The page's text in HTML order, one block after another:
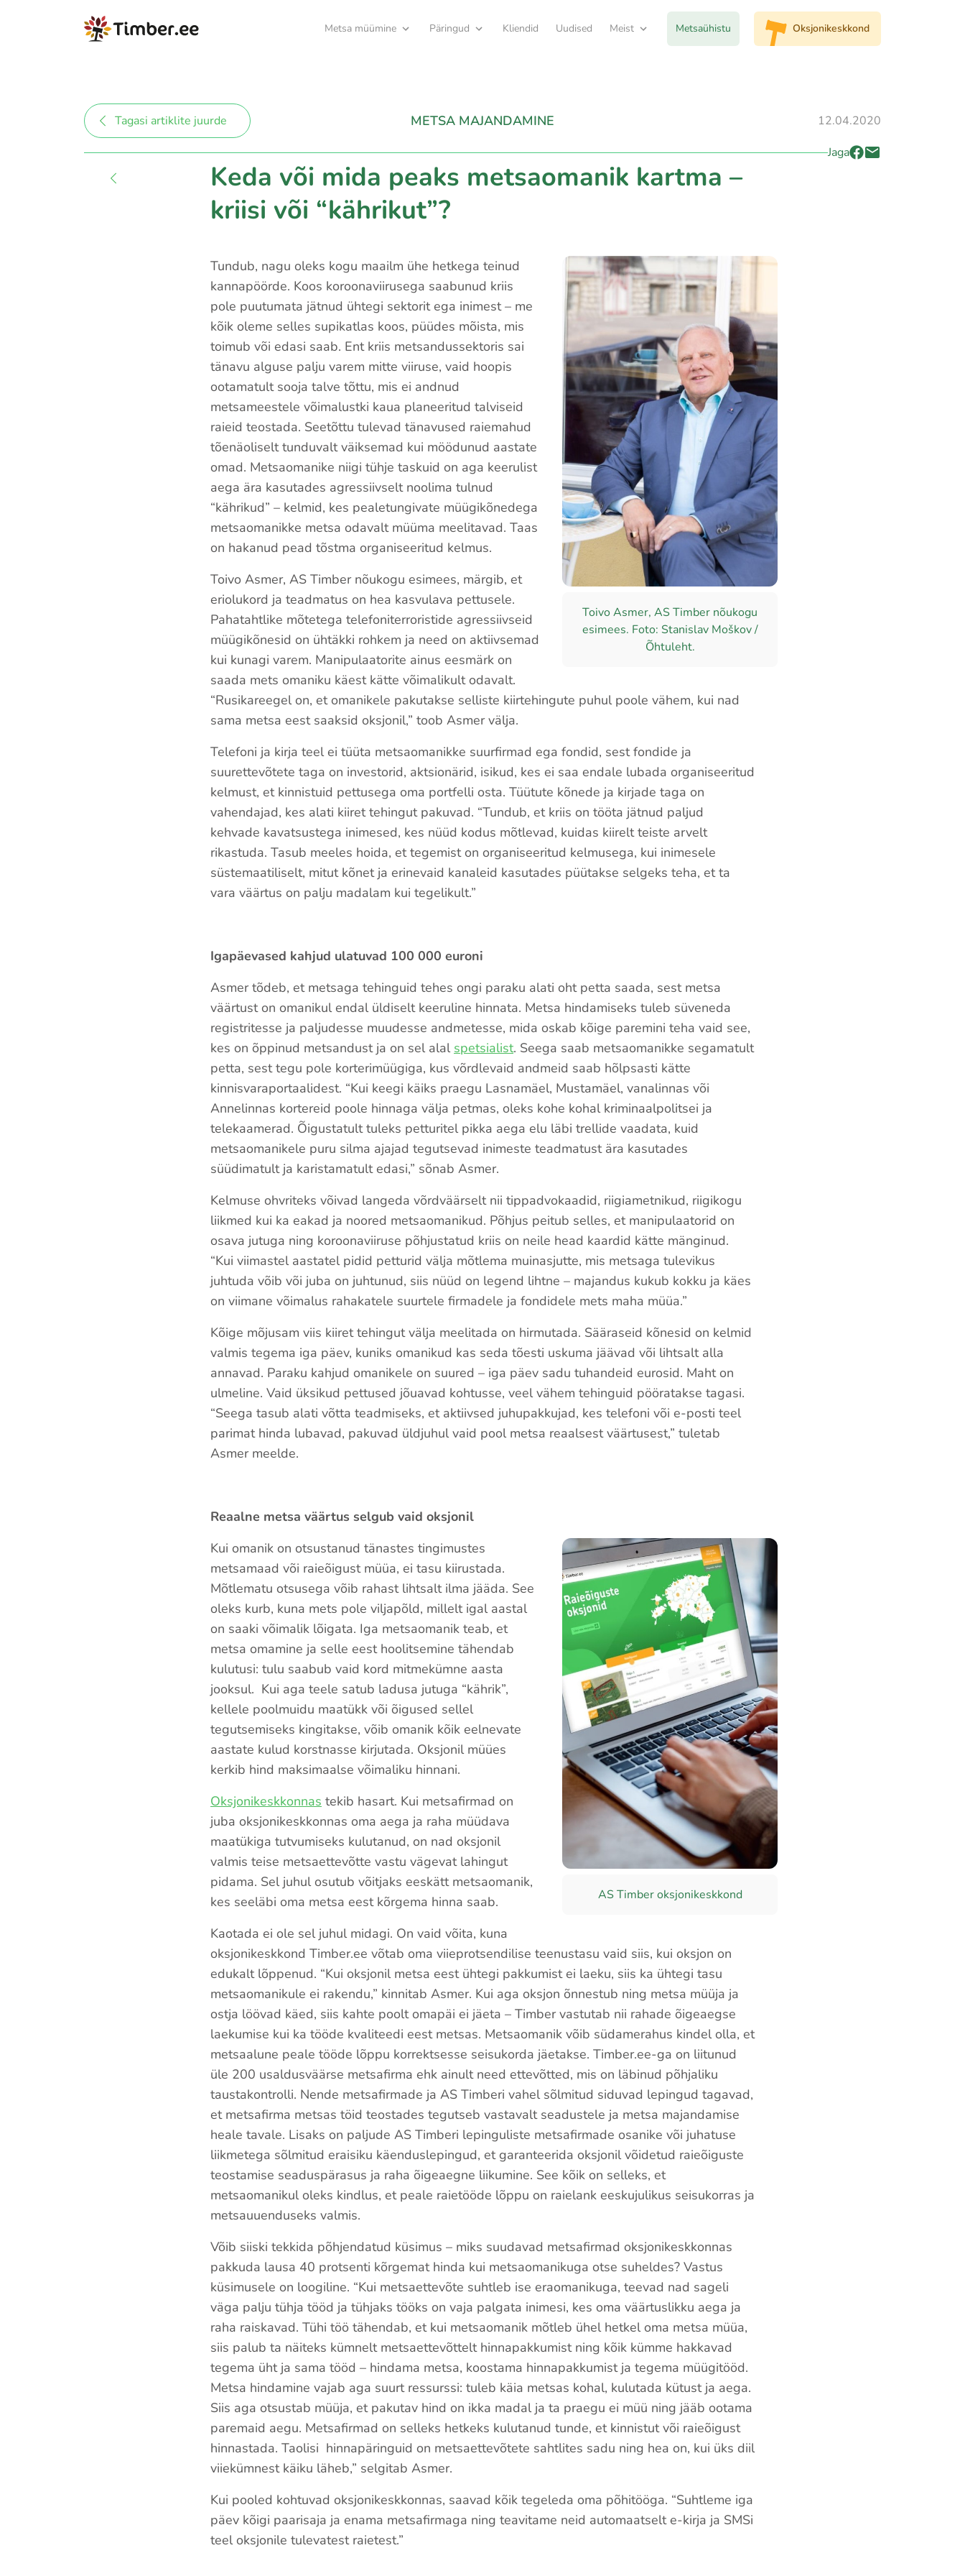
Metsa müümine Päringud Kliendid Uudised Meist Metsaühistu Oksjonikeskkond
Tagasi artiklite juurde METSA MAJANDAMINE
12.04.2020
Jaga
Keda või mida peaks metsaomanik kartma –
kriisi või “kährikut”?
Toivo Asmer, AS Timber nõukogu
esimees. Foto: Stanislav Moškov /
Õhtuleht.
Tundub, nagu oleks kogu maailm ühe hetkega teinud
kannapöörde. Koos koroonaviirusega saabunud kriis
pole puutumata jätnud ühtegi sektorit ega inimest – me
kõik oleme selles supikatlas koos, püüdes mõista, mis
toimub või edasi saab. Ent kriis metsandussektoris sai
tänavu alguse palju varem mitte viiruse, vaid hoopis
ootamatult sooja talve tõttu, mis ei andnud
metsameestele võimalustki kaua planeeritud talviseid
raieid teostada. Seetõttu tulevad tänavused raiemahud
tõenäoliselt tunduvalt väiksemad kui möödunud aastate
omad. Metsaomanike niigi tühje taskuid on aga keerulist
aega ära kasutades agressiivselt noolima tulnud
“kährikud” – kelmid, kes pealetungivate müügikõnedega
metsaomanikke metsa odavalt müüma meelitavad. Taas
on hakanud pead tõstma organiseeritud kelmus.
Toivo Asmer, AS Timber nõukogu esimees, märgib, et
eriolukord ja teadmatus on hea kasvulava pettusele.
Pahatahtlike mõtetega telefoniterroristide agressiivseid
müügikõnesid on ühtäkki rohkem ja need on aktiivsemad
kui kunagi varem. Manipulaatorite ainus eesmärk on
saada mets omaniku käest kätte võimalikult odavalt.
“Rusikareegel on, et omanikele pakutakse selliste kiirtehingute puhul poole vähem, kui nad
sama metsa eest saaksid oksjonil,” toob Asmer välja.
Telefoni ja kirja teel ei tüüta metsaomanikke suurfirmad ega fondid, sest fondide ja
suurettevõtete taga on investorid, aktsionärid, isikud, kes ei saa endale lubada organiseeritud
kelmust, et kinnistuid pettusega oma portfelli osta. Tüütute kõnede ja kirjade taga on
vahendajad, kes alati kiiret tehingut pakuvad. “Tundub, et kriis on tööta jätnud paljud
kehvade kavatsustega inimesed, kes nüüd kodus mõtlevad, kuidas kiirelt teiste arvelt
rikastuda. Tasub meeles hoida, et tegemist on organiseeritud kelmusega, kui inimesele
süstemaatiliselt, mitut kõnet ja erinevaid kanaleid kasutades püütakse selgeks teha, et ta
vara väärtus on palju madalam kui tegelikult.”
Igapäevased kahjud ulatuvad 100 000 euroni
Asmer tõdeb, et metsaga tehinguid tehes ongi paraku alati oht petta saada, sest metsa
väärtust on omanikul endal üldiselt keeruline hinnata. Metsa hindamiseks tuleb süveneda
registritesse ja paljudesse muudesse andmetesse, mida oskab kõige paremini teha vaid see,
kes on õppinud metsandust ja on sel alal spetsialist. Seega saab metsaomanikke segamatult
petta, sest tegu pole korterimüügiga, kus võrdlevaid andmeid saab hõlpsasti kätte
kinnisvaraportaalidest. “Kui keegi käiks praegu Lasnamäel, Mustamäel, vanalinnas või
Annelinnas kortereid poole hinnaga välja petmas, oleks kohe kohal kriminaalpolitsei ja
telekaamerad. Õigustatult tuleks petturitel pikka aega elu läbi trellide vaadata, kuid
metsaomanikele puru silma ajajad tegutsevad inimeste teadmatust ära kasutades
süüdimatult ja karistamatult edasi,” sõnab Asmer.
Kelmuse ohvriteks võivad langeda võrdväärselt nii tippadvokaadid, riigiametnikud, riigikogu
liikmed kui ka eakad ja noored metsaomanikud. Põhjus peitub selles, et manipulaatorid on
osava jutuga ning koroonaviiruse põhjustatud kriis on neile head kaardid kätte mänginud.
“Kui viimastel aastatel pidid petturid välja mõtlema muinasjutte, mis metsaga tulevikus
juhtuda võib või juba on juhtunud, siis nüüd on legend lihtne – majandus kukub kokku ja käes
on viimane võimalus rahakatele suurtele firmadele ja fondidele mets maha müüa.”
Kõige mõjusam viis kiiret tehingut välja meelitada on hirmutada. Sääraseid kõnesid on kelmid
valmis tegema iga päev, kuniks omanikud kas seda tõesti uskuma jäävad või lihtsalt alla
annavad. Paraku kahjud omanikele on suured – iga päev sadu tuhandeid eurosid. Maht on
ulmeline. Vaid üksikud pettused jõuavad kohtusse, veel vähem tehinguid pööratakse tagasi.
“Seega tasub alati võtta teadmiseks, et aktiivsed juhupakkujad, kes telefoni või e-posti teel
parimat hinda lubavad, pakuvad üldjuhul vaid pool metsa reaalsest väärtusest,” tuletab
Asmer meelde.
Reaalne metsa väärtus selgub vaid oksjonil
AS Timber oksjonikeskkond
Kui omanik on otsustanud tänastes tingimustes
metsamaad või raieõigust müüa, ei tasu kiirustada.
Mõtlematu otsusega võib rahast lihtsalt ilma jääda. See
oleks kurb, kuna mets pole viljapõld, millelt igal aastal
on saaki võimalik lõigata. Iga metsaomanik teab, et
metsa omamine ja selle eest hoolitsemine tähendab
kulutusi: tulu saabub vaid kord mitmekümne aasta
jooksul. Kui aga teele satub ladusa jutuga “kährik”,
kellele poolmuidu maatükk või õigused sellel
tegutsemiseks kingitakse, võib omanik kõik eelnevate
aastate kulud korstnasse kirjutada. Oksjonil müües
kerkib hind maksimaalse võimaliku hinnani.
Oksjonikeskkonnas tekib hasart. Kui metsafirmad on
juba oksjonikeskkonnas oma aega ja raha müüdava
maatükiga tutvumiseks kulutanud, on nad oksjonil
valmis teise metsaettevõtte vastu vägevat lahingut
pidama. Sel juhul osutub võitjaks eeskätt metsaomanik,
kes seeläbi oma metsa eest kõrgema hinna saab.
Kaotada ei ole sel juhul midagi. On vaid võita, kuna
oksjonikeskkond Timber.ee võtab oma viieprotsendilise teenustasu vaid siis, kui oksjon on
edukalt lõppenud. “Kui oksjonil metsa eest ühtegi pakkumist ei laeku, siis ka ühtegi tasu
metsaomanikule ei rakendu,” kinnitab Asmer. Kui aga oksjon õnnestub ning metsa müüja ja
ostja löövad käed, siis kahte poolt omapäi ei jäeta – Timber vastutab nii rahade õigeaegse
laekumise kui ka tööde kvaliteedi eest metsas. Metsaomanik võib südamerahus kindel olla, et
metsaalune peale tööde lõppu korrektsesse seisukorda jäetakse. Timber.ee-ga on liitunud
üle 200 usaldusväärse metsafirma ehk ainult need ettevõtted, mis on läbinud põhjaliku
taustakontrolli. Nende metsafirmade ja AS Timberi vahel sõlmitud siduvad lepingud tagavad,
et metsafirma metsas töid teostades tegutseb vastavalt seadustele ja metsa majandamise
heale tavale. Lisaks on paljude AS Timberi lepinguliste metsafirmade osanike või juhatuse
liikmetega sõlmitud eraisiku käenduslepingud, et garanteerida oksjonil võidetud raieõiguste
teostamise seaduspärasus ja raha õigeaegne liikumine. See kõik on selleks, et
metsaomanikul oleks kindlus, et peale raietööde lõppu on raielank eeskujulikus seisukorras ja
metsauuenduseks valmis.
Võib siiski tekkida põhjendatud küsimus – miks suudavad metsafirmad oksjonikeskkonnas
pakkuda lausa 40 protsenti kõrgemat hinda kui metsaomanikuga otse suheldes? Vastus
küsimusele on loogiline. “Kui metsaettevõte suhtleb ise eraomanikuga, teevad nad sageli
väga palju tühja tööd ja tühjaks tööks on vaja palgata inimesi, kes oma väärtuslikku aega ja
raha raiskavad. Tühi töö tähendab, et kui metsaomanik mõtleb ühel hetkel oma metsa müüa,
siis palub ta näiteks kümnelt metsaettevõttelt hinnapakkumist ning kõik kümme hakkavad
tegema üht ja sama tööd – hindama metsa, koostama hinnapakkumist ja tegema müügitööd.
Metsa hindamine vajab aga suurt ressurssi: tuleb käia metsas kohal, kulutada kütust ja aega.
Siis aga otsustab müüja, et pakutav hind on ikka madal ja ta praegu ei müü ning jääb ootama
paremaid aegu. Metsafirmad on selleks hetkeks kulutanud tunde, et kinnistut või raieõigust
hinnastada. Taolisi hinnapäringuid on metsaettevõtete sahtlites sadu ning hea on, kui üks diil
viiekümnest käiku läheb,” selgitab Asmer.
Kui pooled kohtuvad oksjonikeskkonnas, saavad kõik tegeleda oma põhitööga. “Suhtleme iga
päev kõigi paarisaja ja enama metsafirmaga ning teavitame neid automaatselt e-kirja ja SMSi
teel oksjonile tulevatest raietest.”